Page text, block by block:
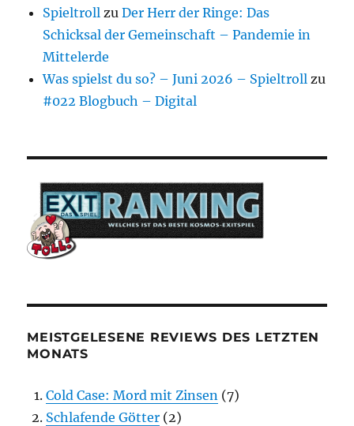
Spieltroll zuDer Herr der Ringe: Das
Schicksal der Gemeinschaft – Pandemie in
Mittelerde
Was spielst du so? – Juni 2026 – Spieltroll zu
#022 Blogbuch – Digital
MEISTGELESENE REVIEWS DES LETZTEN
MONATS
Cold Case: Mord mit Zinsen (7)
Schlafende Götter (2)